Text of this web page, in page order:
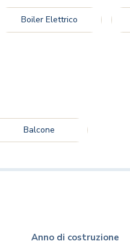
Boiler Elettrico
Balcone
Anno di costruzione